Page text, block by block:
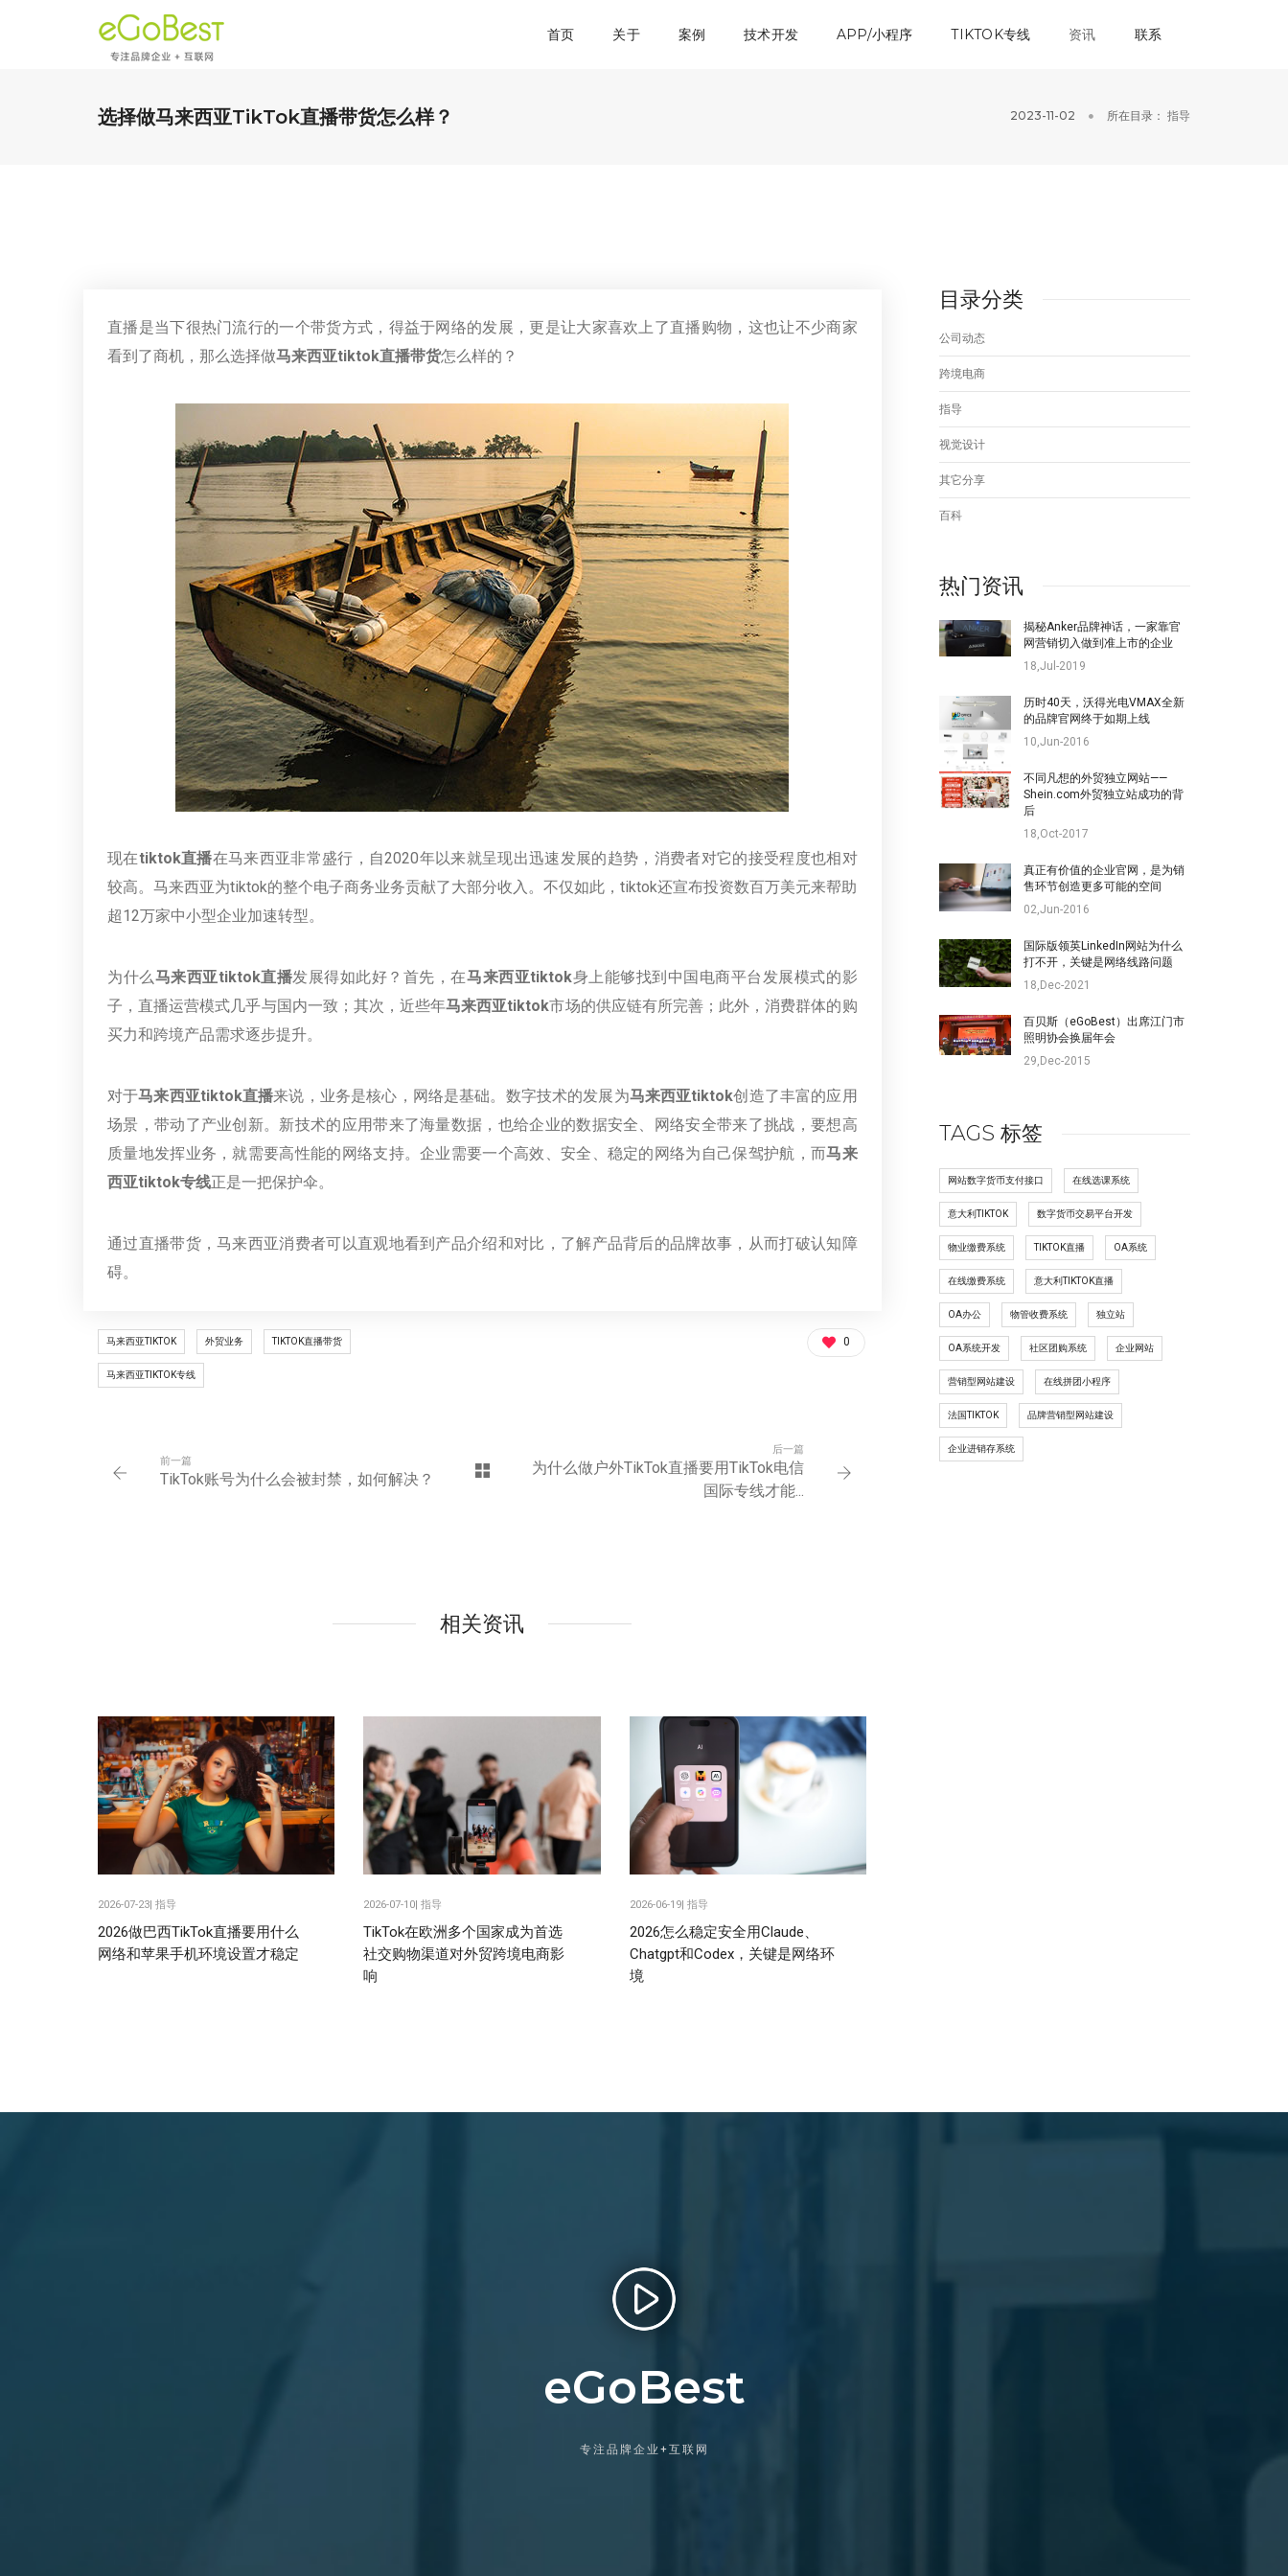
首页 关于 案例 技术开发 APP/小程序 TIKTOK专线 资讯 联系
选择做马来西亚TikTok直播带货怎么样？ 2023-11-02 所在目录： 指导
直播是当下很热门流行的一个带货方式，得益于网络的发展，更是让大家喜欢上了直播购物，这也让不少商家
看到了商机，那么选择做马来西亚tiktok直播带货怎么样的？
现在tiktok直播在马来西亚非常盛行，自2020年以来就呈现出迅速发展的趋势，消费者对它的接受程度也相对
较高。马来西亚为tiktok的整个电子商务业务贡献了大部分收入。不仅如此，tiktok还宣布投资数百万美元来帮助
超12万家中小型企业加速转型。
为什么马来西亚tiktok直播发展得如此好？首先，在马来西亚tiktok身上能够找到中国电商平台发展模式的影
子，直播运营模式几乎与国内一致；其次，近些年马来西亚tiktok市场的供应链有所完善；此外，消费群体的购
买力和跨境产品需求逐步提升。
对于马来西亚tiktok直播来说，业务是核心，网络是基础。数字技术的发展为马来西亚tiktok创造了丰富的应用
场景，带动了产业创新。新技术的应用带来了海量数据，也给企业的数据安全、网络安全带来了挑战，要想高
质量地发挥业务，就需要高性能的网络支持。企业需要一个高效、安全、稳定的网络为自己保驾护航，而马来
西亚tiktok专线正是一把保护伞。
通过直播带货，马来西亚消费者可以直观地看到产品介绍和对比，了解产品背后的品牌故事，从而打破认知障
碍。
马来西亚TIKTOK 外贸业务 TIKTOK直播带货
马来西亚TIKTOK专线
0
前一篇
TikTok账号为什么会被封禁，如何解决？
后一篇
为什么做户外TikTok直播要用TikTok电信
国际专线才能...
相关资讯
2026-07-23| 指导
2026做巴西TikTok直播要用什么
网络和苹果手机环境设置才稳定
2026-07-10|指导
TikTok在欧洲多个国家成为首选
社交购物渠道对外贸跨境电商影
响
2026-06-19| 指导
2026怎么稳定安全用Claude、
Chatgpt和Codex，关键是网络环
境
目录分类
公司动态
跨境电商
指导
视觉设计
其它分享
百科
热门资讯
揭秘Anker品牌神话，一家靠官
网营销切入做到准上市的企业
18,Jul-2019
历时40天，沃得光电VMAX全新
的品牌官网终于如期上线
10,Jun-2016
不同凡想的外贸独立网站——
Shein.com外贸独立站成功的背
后
18,Oct-2017
真正有价值的企业官网，是为销
售环节创造更多可能的空间
02,Jun-2016
国际版领英LinkedIn网站为什么
打不开，关键是网络线路问题
18,Dec-2021
百贝斯（eGoBest）出席江门市
照明协会换届年会
29,Dec-2015
TAGS 标签
网站数字货币支付接口 在线选课系统
意大利TIKTOK 数字货币交易平台开发
物业缴费系统 TIKTOK直播 OA系统
在线缴费系统 意大利TIKTOK直播
OA办公 物管收费系统 独立站
OA系统开发 社区团购系统 企业网站
营销型网站建设 在线拼团小程序
法国TIKTOK 品牌营销型网站建设
企业进销存系统
eGoBest
专注品牌企业+互联网